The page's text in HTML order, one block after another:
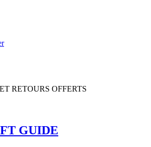
RETOURS OFFERTS
GUIDE